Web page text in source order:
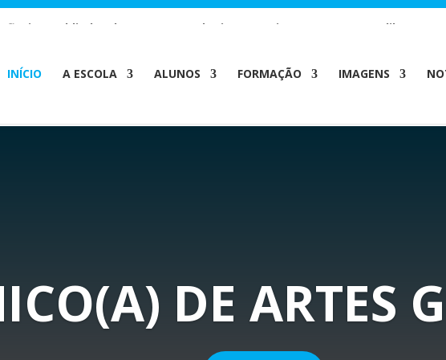
public_html/wp-content/plugins/wp-private-content-pro/lib/Drewm/
INÍCIO A ESCOLA ALUNOS FORMAÇÃO IMAGENS
DE ARTES